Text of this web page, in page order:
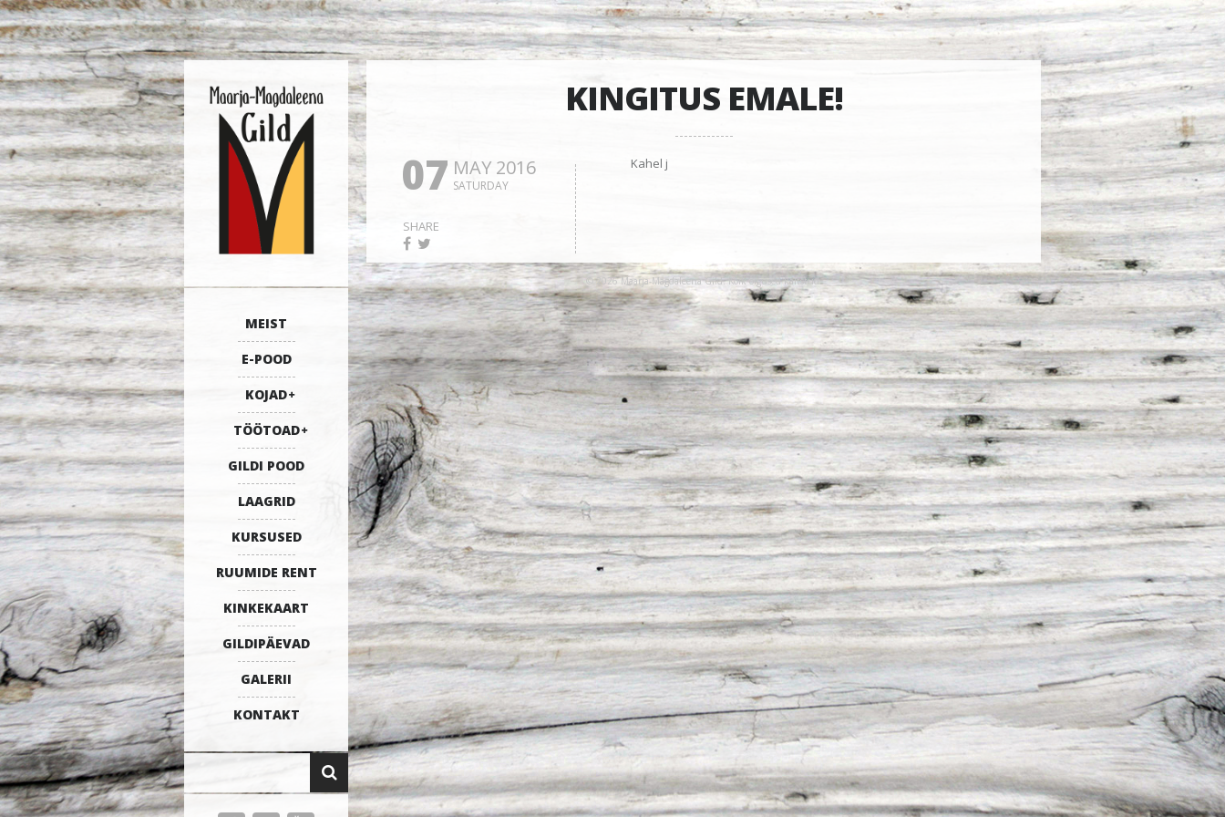
MEIST
E-POOD
KOJAD
TÖÖTOAD
GILDI POOD
LAAGRID
KURSUSED
RUUMIDE RENT
KINKEKAART
GILDIPÄEVAD
GALERII
KONTAKT
KINGITUS EMALE!
07 MAY 2016
SATURDAY
SHARE
Kahel j
© 2026 Maarja-Magdaleena Gild. Kõik õigused kaitstud.